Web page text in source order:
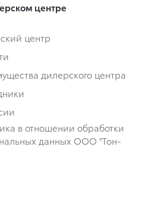
центре
центр
дилерского центра
в отношении обработки
данных ООО "Тон-